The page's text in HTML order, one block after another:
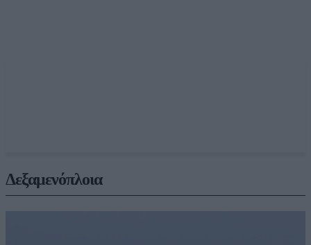
Δεξαμενόπλοια